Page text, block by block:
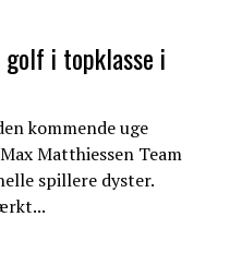
i topklasse i
kommende uge
Matthiessen Team
spillere dyster.